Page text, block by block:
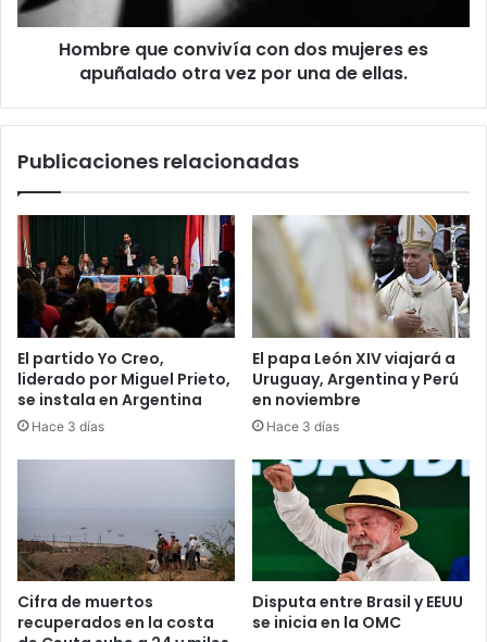
Hombre que convivía con dos mujeres es
apuñalado otra vez por una de ellas.
Publicaciones relacionadas
El partido Yo Creo,
liderado por Miguel Prieto,
se instala en Argentina
Hace 3 días
El papa León XIV viajará a
Uruguay, Argentina y Perú
en noviembre
Hace 3 días
Cifra de muertos
recuperados en la costa
Disputa entre Brasil y EEUU
se inicia en la OMC